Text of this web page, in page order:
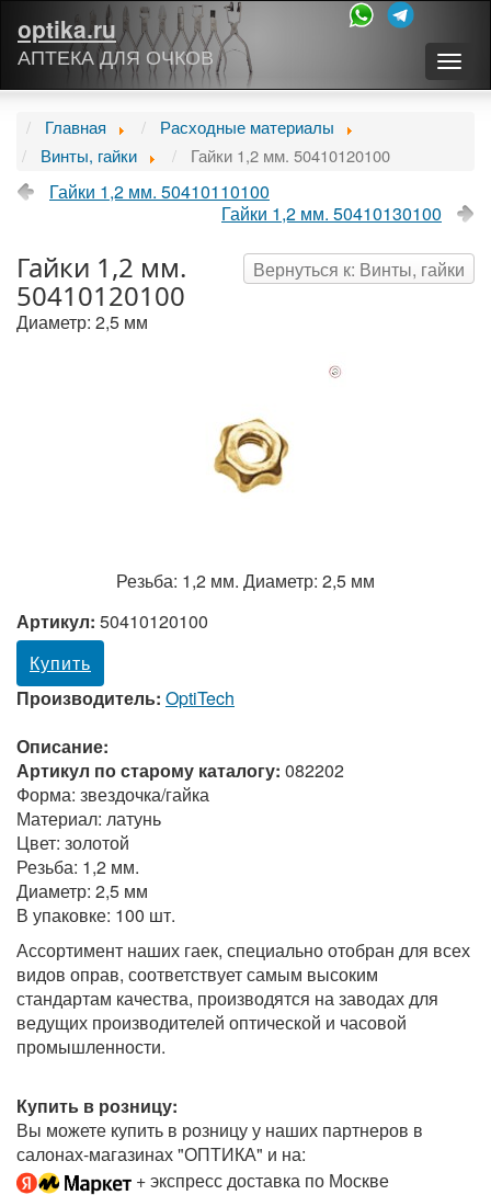
optika.ru
АПТЕКА ДЛЯ ОЧКОВ
Главная
Расходные материалы
Винты, гайки
Гайки 1,2 мм. 50410120100
Гайки 1,2 мм. 50410110100
Гайки 1,2 мм. 50410130100
Вернуться к: Винты, гайки
Гайки 1,2 мм.
50410120100
Диаметр: 2,5 мм
Резьба: 1,2 мм. Диаметр: 2,5 мм
Артикул: 50410120100
Купить
Производитель: OptiTech
Описание:
Артикул по старому каталогу: 082202
Форма: звездочка/гайка
Материал: латунь
Цвет: золотой
Резьба: 1,2 мм.
Диаметр: 2,5 мм
В упаковке: 100 шт.
Ассортимент наших гаек, специально отобран для всех
видов оправ, соответствует самым высоким
стандартам качества, производятся на заводах для
ведущих производителей оптической и часовой
промышленности.
Купить в розницу:
Вы можете купить в розницу у наших партнеров в
салонах-магазинах "ОПТИКА" и на:
+ экспресс доставка по Москве